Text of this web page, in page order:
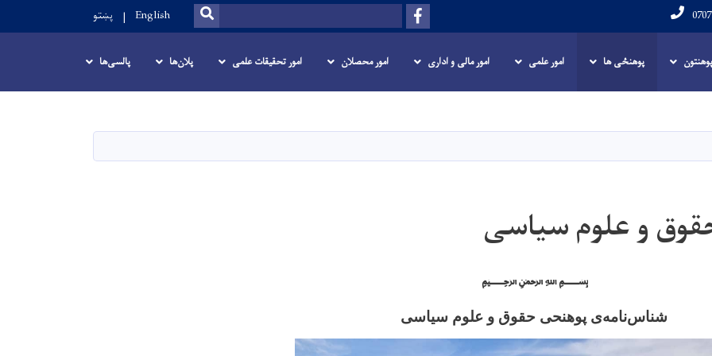
content
Facebook
Search
SEARCH
English پښتو
پوهنځی ها امور علمی امور مالی و اداری امور محصلان امور تحقیقات علمی پلان‌ها پالسی‌ها
و علوم سیاسی
﷽
شناسنامهی پوهنحی حقوق و علوم سیاسی